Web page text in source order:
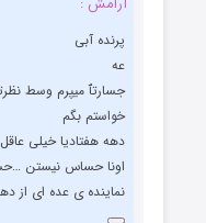
پرنده آبی
عه
جسارتٱ میپرم وسط
خواستم بگم
دهه هفتادیا خیلی
اونا حساس نیستن
نماینده ی عده ای از